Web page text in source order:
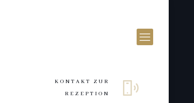
KONTAKT ZUR
REZEPTION